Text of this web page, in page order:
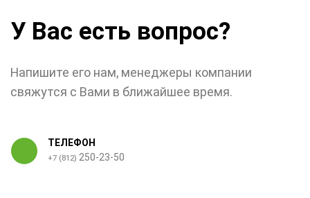
У Вас есть вопрос?
Напишите его нам, менеджеры компании
свяжутся с Вами в ближайшее время.
ТЕЛЕФОН
+7 (812) 250-23-50